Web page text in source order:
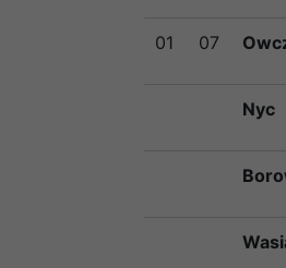
01 07
Nyc